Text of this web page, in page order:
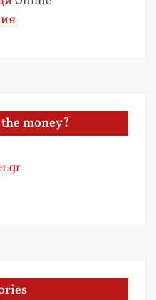
money?